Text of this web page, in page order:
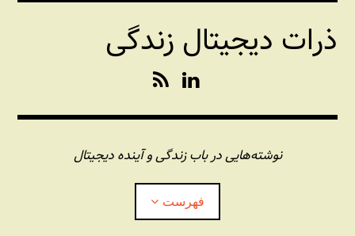
رفتن
محتواذرات دیجیتال زندگی
n
k
e
d
I
n
S
نوشته‌هایی در باب زندگی و آینده دیجیتال
فهرست